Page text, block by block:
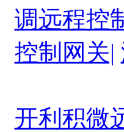
调远程控
控制网关|
开利积微